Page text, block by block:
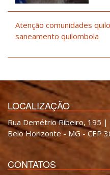
Atenção comunidades
saneamento quilombola
LOCALIZAÇÃO
Rua Demétrio Ribeiro, 195 |
Belo Horizonte - MG - CEP
CONTATOS